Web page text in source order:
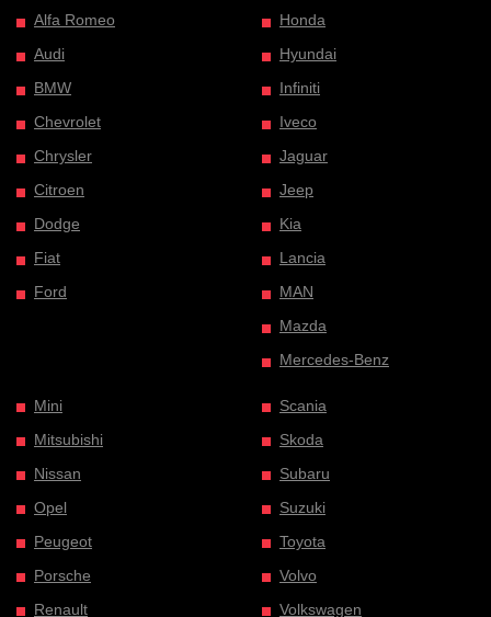
Alfa Romeo
Audi
BMW
Chevrolet
Chrysler
Citroen
Dodge
Fiat
Ford
Honda
Hyundai
Infiniti
Iveco
Jaguar
Jeep
Kia
Lancia
MAN
Mazda
Mercedes-Benz
Mini
Mitsubishi
Nissan
Opel
Peugeot
Porsche
Renault
Scania
Skoda
Subaru
Suzuki
Toyota
Volvo
Volkswagen